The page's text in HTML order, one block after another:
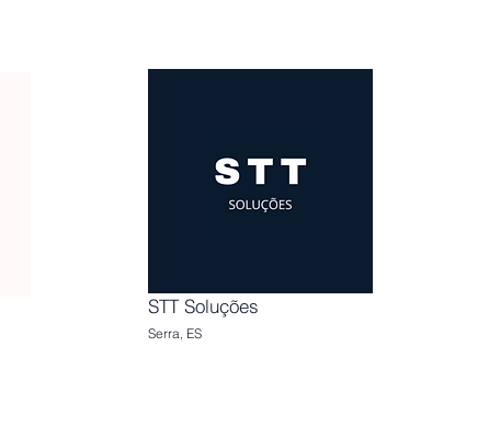
STT Soluções
Serra, ES